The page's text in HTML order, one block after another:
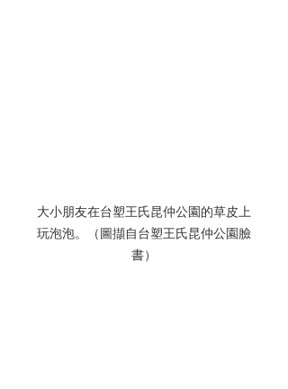
大小朋友在台塑王氏昆仲公園的草皮上
玩泡泡。（圖擷自台塑王氏昆仲公園臉
書）